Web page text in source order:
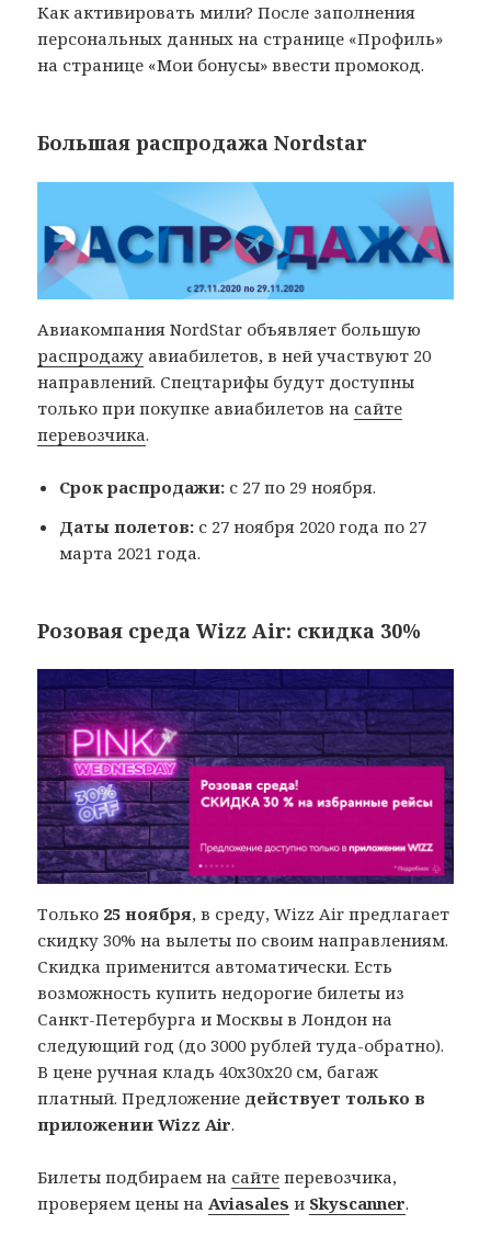
Как активировать мили? После заполнения
персональных данных на странице «Профиль»
на странице «Мои бонусы» ввести промокод.
Большая распродажа Nordstar
Авиакомпания NordStar объявляет большую
распродажу авиабилетов, в ней участвуют 20
направлений. Спецтарифы будут доступны
только при покупке авиабилетов на сайте
перевозчика.
Срок распродажи: с 27 по 29 ноября.
Даты полетов: с 27 ноября 2020 года по 27
марта 2021 года.
Розовая среда Wizz Air: скидка 30%
Только 25 ноября, в среду, Wizz Air предлагает
скидку 30% на вылеты по своим направлениям.
Скидка применится автоматически. Есть
возможность купить недорогие билеты из
Санкт-Петербурга и Москвы в Лондон на
следующий год (до 3000 рублей туда-обратно).
В цене ручная кладь 40x30x20 см, багаж
платный. Предложение действует только в
приложении Wizz Air.
Билеты подбираем на сайте перевозчика,
проверяем цены на Aviasales и Skyscanner.